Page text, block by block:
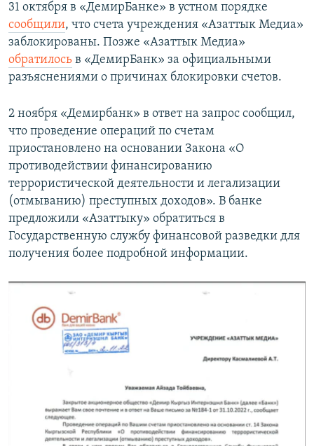
31 октября в «ДемирБанке» в устном порядке
сообщили, что счета учреждения «Азаттык Медиа»
заблокированы. Позже «Азаттык Медиа»
обратилось в «ДемирБанк» за официальными
разъяснениями о причинах блокировки счетов.
2 ноября «Демирбанк» в ответ на запрос сообщил,
что проведение операций по счетам
приостановлено на основании Закона «О
противодействии финансированию
террористической деятельности и легализации
(отмыванию) преступных доходов». В банке
предложили «Азаттыку» обратиться в
Государственную службу финансовой разведки для
получения более подробной информации.